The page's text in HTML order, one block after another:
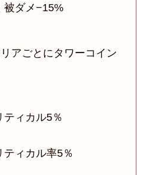
被ダメ−15%
アごとにタワーコイン
ティカル5％
ティカル率5％